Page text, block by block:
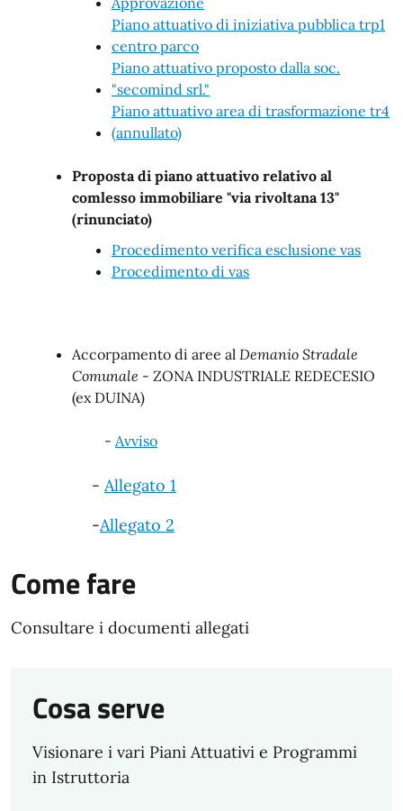
Piano attuativo di iniziativa pubblica trp1
centro parco
Piano attuativo proposto dalla soc.
"secomind srl."
Piano attuativo area di trasformazione tr4
(annullato)
Proposta di piano attuativo relativo al
comlesso immobiliare "via rivoltana 13"
(rinunciato)
Procedimento verifica esclusione vas
Procedimento di vas
Accorpamento di aree al Demanio Stradale
Comunale - ZONA INDUSTRIALE REDECESIO
(ex DUINA)
- Avviso
- Allegato 1
-Allegato 2
Come fare
Consultare i documenti allegati
Cosa serve
Visionare i vari Piani Attuativi e Programmi
in Istruttoria